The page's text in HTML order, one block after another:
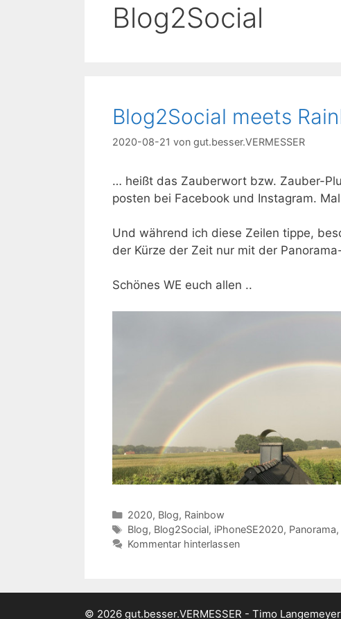
Blog2Social
Blog2Social meets
2020-08-21 von gut.besser.VERMESSER
… heißt das Zauberwort bzw. Zauber-
posten bei Facebook und Instagram.
Und während ich diese Zeilen tippe,
der Kürze der Zeit nur mit der
Schönes WE euch allen ..
Kategorien
2020, Blog, Rainbow
Schlagwörter
Blog, Blog2Social, iPhoneSE2020, Panorama,
Kommentar hinterlassen
© 2026 gut.besser.VERMESSER - Timo Langemeyer